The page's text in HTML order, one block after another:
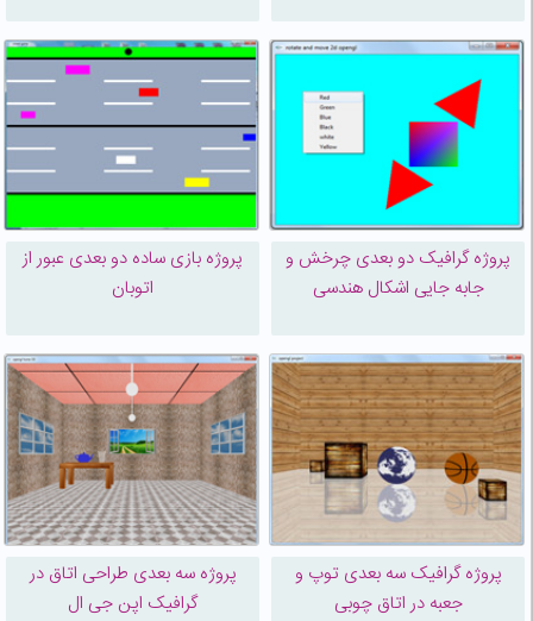
پروژه گرافیک دو بعدی چرخش و
جابه جایی اشکال هندسی
پروژه بازی ساده دو بعدی عبور از
اتوبان
پروژه گرافیک سه بعدی توپ و
جعبه در اتاق چوبی
پروژه سه بعدی طراحی اتاق در
گرافیک اپن جی ال